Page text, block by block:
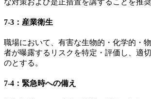
7-3：産業衛生
職場において、有害な生物的・化学的・
者が曝露するリスクを特定・評価し、適
のとする。
7-4：緊急時への備え